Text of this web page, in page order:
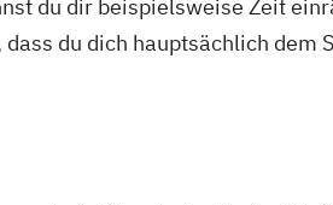
du dir beispielsweise Zeit
du dich hauptsächlich dem